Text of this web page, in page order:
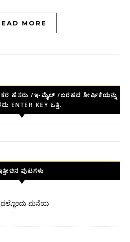
MORE
ಹೆಸರು /ಇ-ಮೈಲ್ /ಬರಹದ ಶೀರ್ಷಿಕೆಯನ್ನು
ENTER KEY ಒತ್ತಿ.
ಪುಟಗಳು
ಮನೆಯ